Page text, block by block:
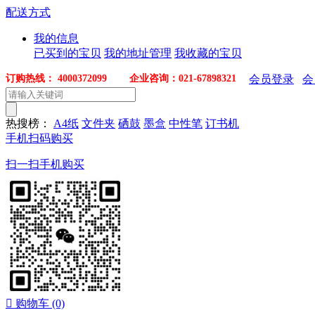
配送方式
我的信息
已买到的宝贝 我的地址管理 我收藏的宝贝
订购热线： 4000372099 企业咨询：021-67898321 会员登录
热搜榜： A4纸 文件夹 硒鼓 墨盒 中性笔 订书机
手机扫码购买
扫一扫手机购买
 购物车 (0)